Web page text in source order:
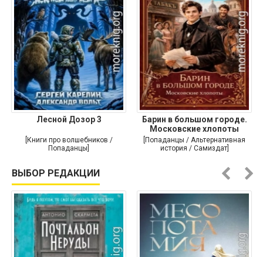
Лесной Дозор 3
[Книги про волшебников /
Попаданцы]
Барин в большом городе.
Московские хлопоты
[Попаданцы / Альтернативная
история / Самиздат]
ВЫБОР РЕДАКЦИИ